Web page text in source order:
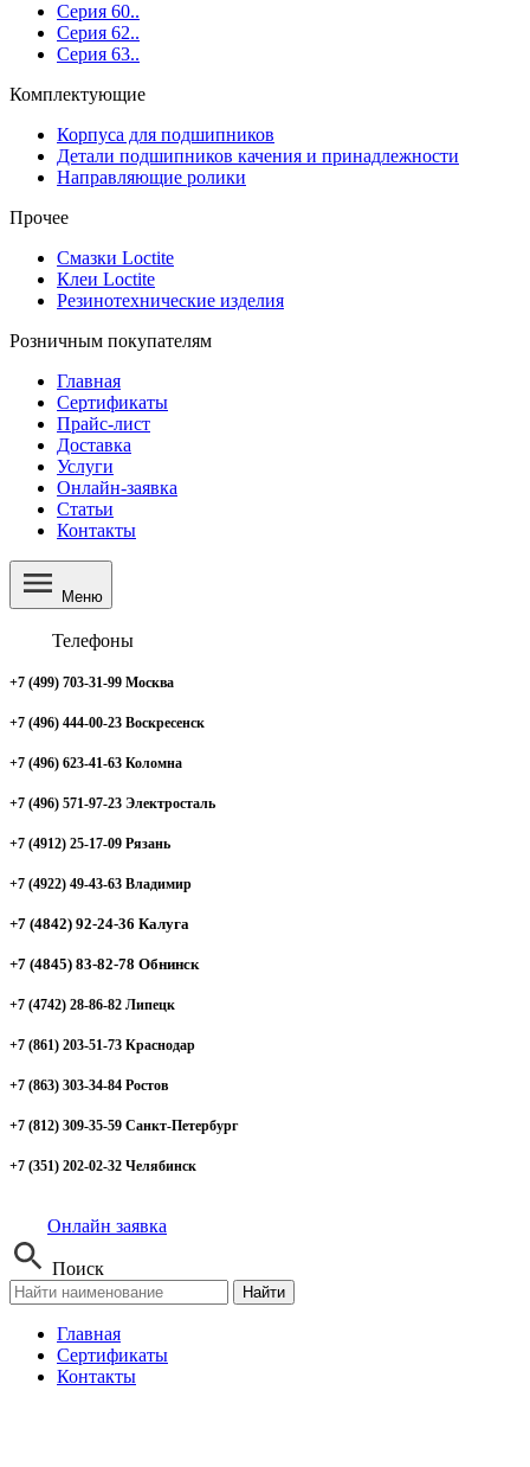
Серия 60..
Серия 62..
Серия 63..
Комплектующие
Корпуса для подшипников
Детали подшипников качения и принадлежности
Направляющие ролики
Прочее
Смазки Loctite
Клеи Loctite
Резинотехнические изделия
Розничным покупателям
Главная
Сертификаты
Прайс-лист
Доставка
Услуги
Онлайн-заявка
Статьи
Контакты
Меню
Телефоны
+7 (499) 703-31-99 Москва
+7 (496) 444-00-23 Воскресенск
+7 (496) 623-41-63 Коломна
+7 (496) 571-97-23 Электросталь
+7 (4912) 25-17-09 Рязань
+7 (4922) 49-43-63 Владимир
+7 (4842) 92-24-36 Калуга
+7 (4845) 83-82-78 Обнинск
+7 (4742) 28-86-82 Липецк
+7 (861) 203-51-73 Краснодар
+7 (863) 303-34-84 Ростов
+7 (812) 309-35-59 Санкт-Петербург
+7 (351) 202-02-32 Челябинск
Онлайн заявка
Поиск
Найти
Главная
Сертификаты
Контакты